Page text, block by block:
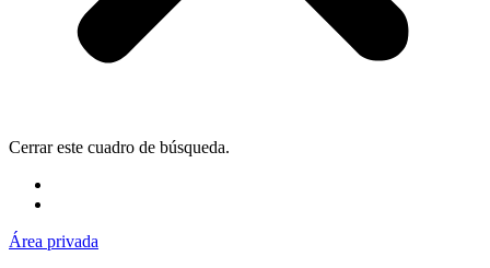
Cerrar este cuadro de búsqueda.
Área privada